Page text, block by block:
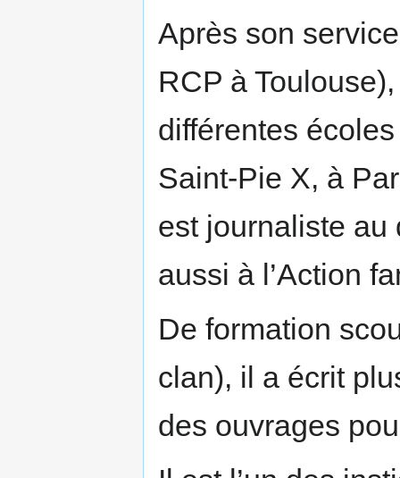
Après son
RCP à
différentes
Saint-Pie X, à
est journaliste au
aussi à l’Action
De formation
clan), il a écrit
des ouvrages